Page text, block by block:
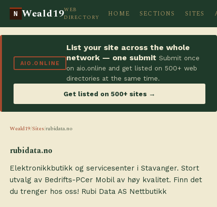
N Weald19WEB
DIRECTORY
HOME SECTIONS SITES
AIO.ONLINE
List your site across the whole
network — one submit Submit once
on aio.online and get listed on 500+ web
directories at the same time.
Get listed on 500+ sites →
Weald19/Sites/rubidata.no
rubidata.no
Elektronikkbutikk og servicesenter i Stavanger. Stort
utvalg av Bedrifts-PCer Mobil av høy kvalitet. Finn det
du trenger hos oss! Rubi Data AS Nettbutikk